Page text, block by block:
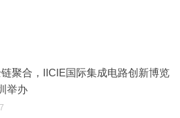
聚合，IICIE国际集成电路创新博览
举办